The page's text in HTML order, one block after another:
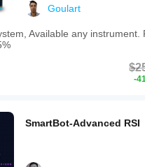
Goulart
Available any instrument.
-
SmartBot-Advanced RSI